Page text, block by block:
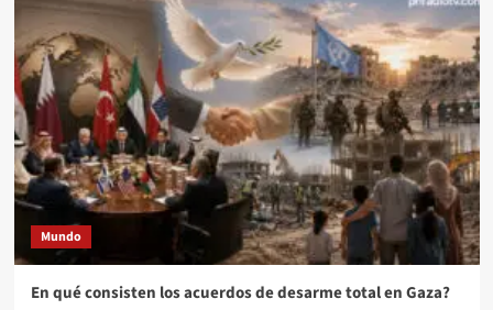
Mundo
En qué consisten los acuerdos de desarme total en Gaza?